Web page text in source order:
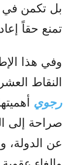
بل تكمن في
تمنع حقاً
وفي هذا
النقاط
رجوي
صراحة إلى
عن الدولة،